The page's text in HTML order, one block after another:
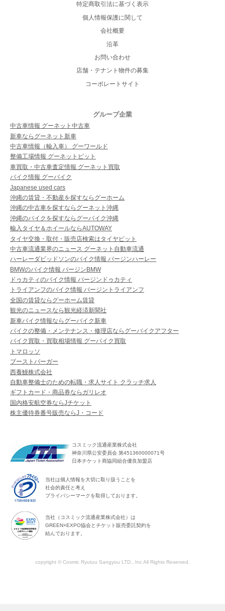
特定商取引法に基づく表示
個人情報保護に関して
会社概要
沿革
お問い合わせ
店舗・テナント物件の募集
コーポレートサイト
グループ企業
中古車情報 グーネット中古車
新車ならグーネット新車
中古車情報（輸入車） グーワールド
整備工場情報 グーネットピット
車買取・中古車査定情報 グーネット買取
バイク情報 グーバイク
Japanese used cars
沖縄の賃貸・不動産を探すならグーホーム
沖縄の中古車を探すならグーネット沖縄
沖縄のバイクを探すならグーバイク沖縄
輸入タイヤ＆ホイールならAUTOWAY
タイヤ交換・取付・販売店検索はタイヤピット
中古車流通業界のニュース グーネット自動車流通
ハーレーダビッドソンのバイク情報 バージンハーレー
BMWのバイク情報 バージンBMW
ドゥカティのバイク情報 バージンドゥカティ
トライアンフのバイク情報 バージントライアンフ
全国の賃貸ならグーホーム賃貸
観光のニュースなら観光経済新聞社
新車バイク情報ならグーバイク新車
バイクの整備・メンテナンス・修理店ならグーバイクアフター
バイク買取・買取相場情報 グーバイク買取
トマロッソ
ブーストバーガー
西養鰻株式会社
自動車整備士のための転職・求人サイト クラッチ求人
ギフトカード・商品券ならガリレオ
国内格安航空券ならJチケット
株主優待券番号販売ならJ・コード
コスミック流通産業株式会社
神奈川県公安委員会 第451360000071号
日本チケット商協同組合優良加盟店
当社は個人情報を大切に取り扱うことを
社会的責任と考え
プライバシーマークを取得しております。
当社（コスミック流通産業株式会社）は
GREEN×EXPO協会とチケット販売委託契約を
結んでおります。
copyright © Cosmic Ryutuu Sangyou LTD., Inc All Rights Reserved.